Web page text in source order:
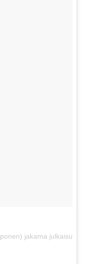
jakama julkaisu